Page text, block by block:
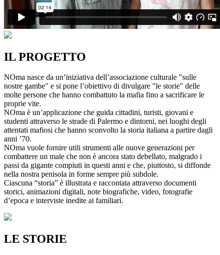
IL PROGETTO
NOma nasce da un’iniziativa dell’associazione culturale "sulle
nostre gambe" e si pone l’obiettivo di divulgare "le storie" delle
molte persone che hanno combattuto la mafia fino a sacrificare le
proprie vite.
NOma è un’applicazione che guida cittadini, turisti, giovani e
studenti attraverso le strade di Palermo e dintorni, nei luoghi degli
attentati mafiosi che hanno sconvolto la storia italiana a partire dagli
anni ’70.
NOma vuole fornire utili strumenti alle nuove generazioni per
combattere un male che non è ancora stato debellato, malgrado i
passi da gigante compiuti in questi anni e che, piuttosto, si diffonde
nella nostra penisola in forme sempre più subdole.
Ciascuna “storia” è illustrata e raccontata attraverso documenti
storici, animazioni digitali, note biografiche, video, fotografie
d’epoca e interviste inedite ai familiari.
LE STORIE